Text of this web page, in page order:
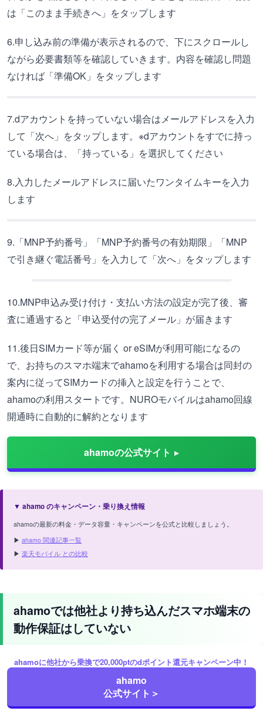
は「このまま手続きへ」をタップします
6.申し込み前の準備が表示されるので、下にスクロールし
ながら必要書類等を確認していきます。内容を確認し問題
なければ「準備OK」をタップします
7.dアカウントを持っていない場合はメールアドレスを入力
して「次へ」をタップします。※dアカウントをすでに持っ
ている場合は、「持っている」を選択してください
8.入力したメールアドレスに届いたワンタイムキーを入力
します
9.「MNP予約番号」「MNP予約番号の有効期限」「MNP
で引き継ぐ電話番号」を入力して「次へ」をタップします
10.MNP申込み受け付け・支払い方法の設定が完了後、審
査に通過すると「申込受付の完了メール」が届きます
11.後日SIMカード等が届く or eSIMが利用可能になるの
で、お持ちのスマホ端末でahamoを利用する場合は同封の
案内に従ってSIMカードの挿入と設定を行うことで、
ahamoの利用スタートです。NUROモバイルはahamo回線
開通時に自動的に解約となります
ahamoの公式サイト
▼ ahamo のキャンペーン・乗り換え情報
ahamoの最新の料金・データ容量・キャンペーンを公式と比較しましょう。
▶ ahamo 関連記事一覧
▶ 楽天モバイル との比較
ahamoでは他社より持ち込んだスマホ端末の
動作保証はしていない
ahamoやNTTドコモでは基本的に、他社で販売されていた
スマホ端末をahamoに持ち込む際の動作保証は行っており
ahamoに他社から乗換で20,000ptのdポイント還元キャンペーン中！
ahamo
公式サイト＞